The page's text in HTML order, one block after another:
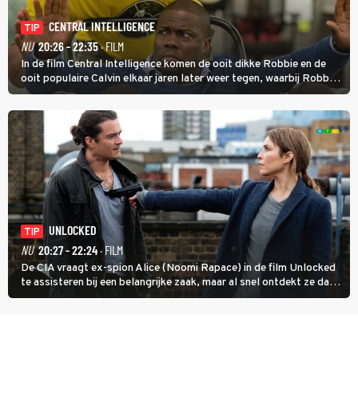
TIP
CENTRAL INTELLIGENCE
NU 20:26 - 22:35· FILM
In de film Central Intelligence komen de ooit dikke Robbie en de
ooit populaire Calvin elkaar jaren later weer tegen, waarbij Robbie,
inmiddels supergespierd en werkzaam voor de CIA, Calvins hulp
goed kan gebruiken.
TIP
UNLOCKED
NU 20:27 - 22:24· FILM
De CIA vraagt ex-spion Alice (Noomi Rapace) in de film Unlocked
te assisteren bij een belangrijke zaak, maar al snel ontdekt ze dat
degene die haar aanstelde kwade bedoelingen heeft.